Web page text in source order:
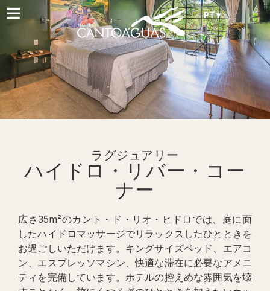
PT ▾
ラグジュアリー
ハイドロ・リバー・コー
ナー
広さ35m²のカント・ド・リオ・ヒドロでは、庭に面
したハイドロマッサージでリラックスしたひとときを
お過ごしいただけます。キングサイズベッド、エアコ
ン、エスプレッソマシン、快適な滞在に必要なアメニ
ティを完備しています。ホテルの控えめな雰囲気を壊